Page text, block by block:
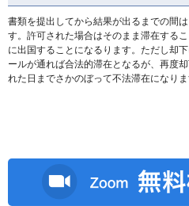
書類を提出してから結果が出るまでの間
す。許可された場合はそのまま滞在する
に出国することになるります。ただし却
ールが通れば合法的滞在となるが、再度
れた日までさかのぼって不法滞在になりま